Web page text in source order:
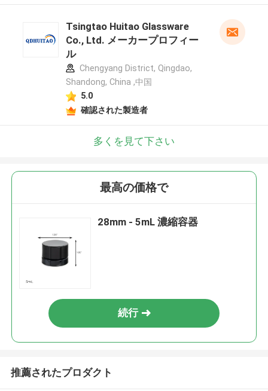
Tsingtao Huitao Glassware
Co., Ltd. メーカープロフィー
ル
Chengyang District, Qingdao,
Shandong, China ,中国
5.0
確認された製造者
多くを見て下さい
最高の価格で
28mm - 5mL 濃縮容器
続行
推薦されたプロダクト